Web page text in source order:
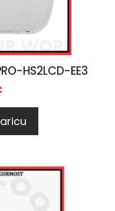
HS2LCD-EE3